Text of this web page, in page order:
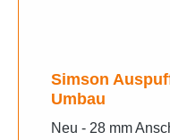
Simson
Umbau
Neu - 28 mm